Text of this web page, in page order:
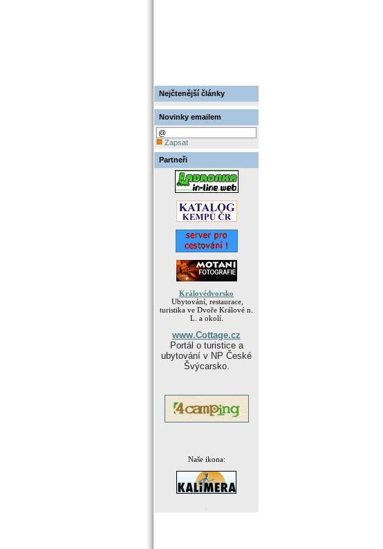
Nejčtenější články
Novinky emailem
Zapsat
Partneři
Královédvorsko
Ubytování, restaurace,
turistika ve Dvoře Králové n.
L. a okolí.
www.Cottage.cz
Portál o turistice a
ubytování v NP České
Švýcarsko.
Naše ikona: